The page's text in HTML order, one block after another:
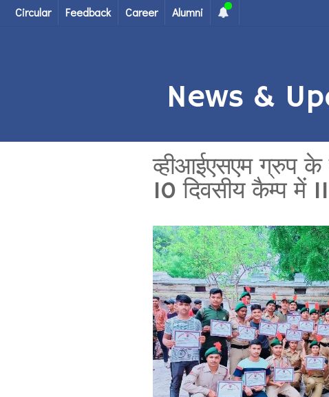
Circular Feedback Career Alumni
News &
व्हीआईएसएम ग्रुप के
10 दिवसीय कैम्प में